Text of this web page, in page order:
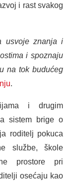
i rast svakog
usvoje znanja i
i spoznaju
na tok budućeg
.
i drugim
sistem brige o
roditelj pokuca
službe, škole
prostore pri
osećaju kao